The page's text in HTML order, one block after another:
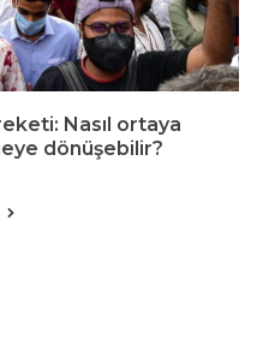
Nasıl ortaya
dönüşebilir?